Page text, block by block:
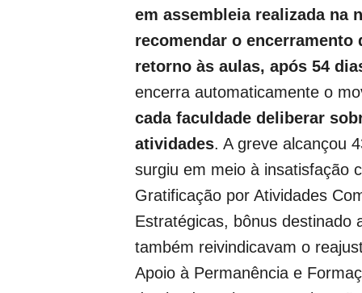
em assembleia realizada na
recomendar o encerramento
retorno às aulas, após 54
encerra automaticamente o
cada faculdade deliberar
atividades. A greve alcançou
surgiu em meio à insatisfação
Gratificação por Atividades
Estratégicas, bônus destinado
também reivindicavam o
Apoio à Permanência e